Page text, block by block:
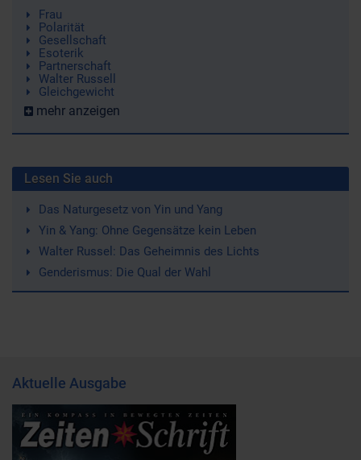
Frau
Polarität
Gesellschaft
Esoterik
Partnerschaft
Walter Russell
Gleichgewicht
mehr anzeigen
Lesen Sie auch
Das Naturgesetz von Yin und Yang
Yin & Yang: Ohne Gegensätze kein Leben
Walter Russel: Das Geheimnis des Lichts
Genderismus: Die Qual der Wahl
Aktuelle Ausgabe